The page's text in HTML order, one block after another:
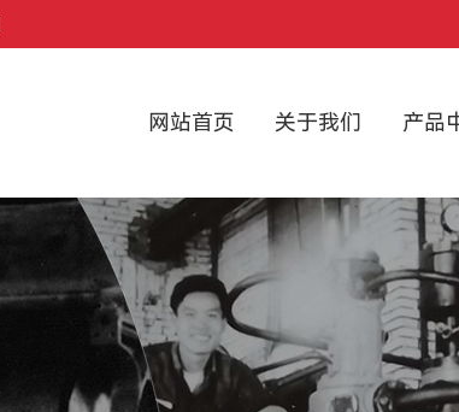
网站首页
关于我们 产品